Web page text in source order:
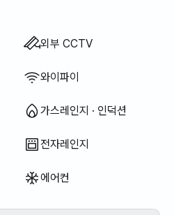
외부 CCTV
와이파이
가스레인지 · 인덕션
전자레인지
에어컨